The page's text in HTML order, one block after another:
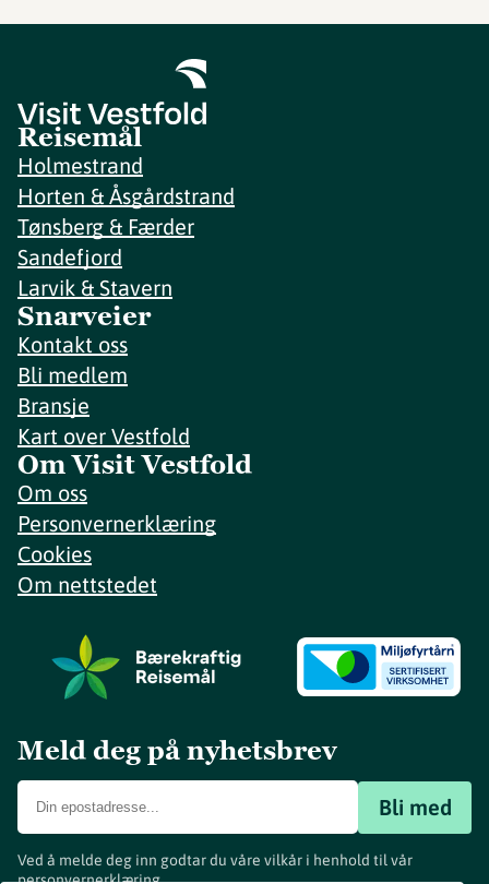
Reisemål
Holmestrand
Horten & Åsgårdstrand
Tønsberg & Færder
Sandefjord
Larvik & Stavern
Snarveier
Kontakt oss
Bli medlem
Bransje
Kart over Vestfold
Om Visit Vestfold
Om oss
Personvernerklæring
Cookies
Om nettstedet
Meld deg på nyhetsbrev
Bli med
Ved å melde deg inn godtar du våre vilkår i henhold til vår
personvernerklæring.